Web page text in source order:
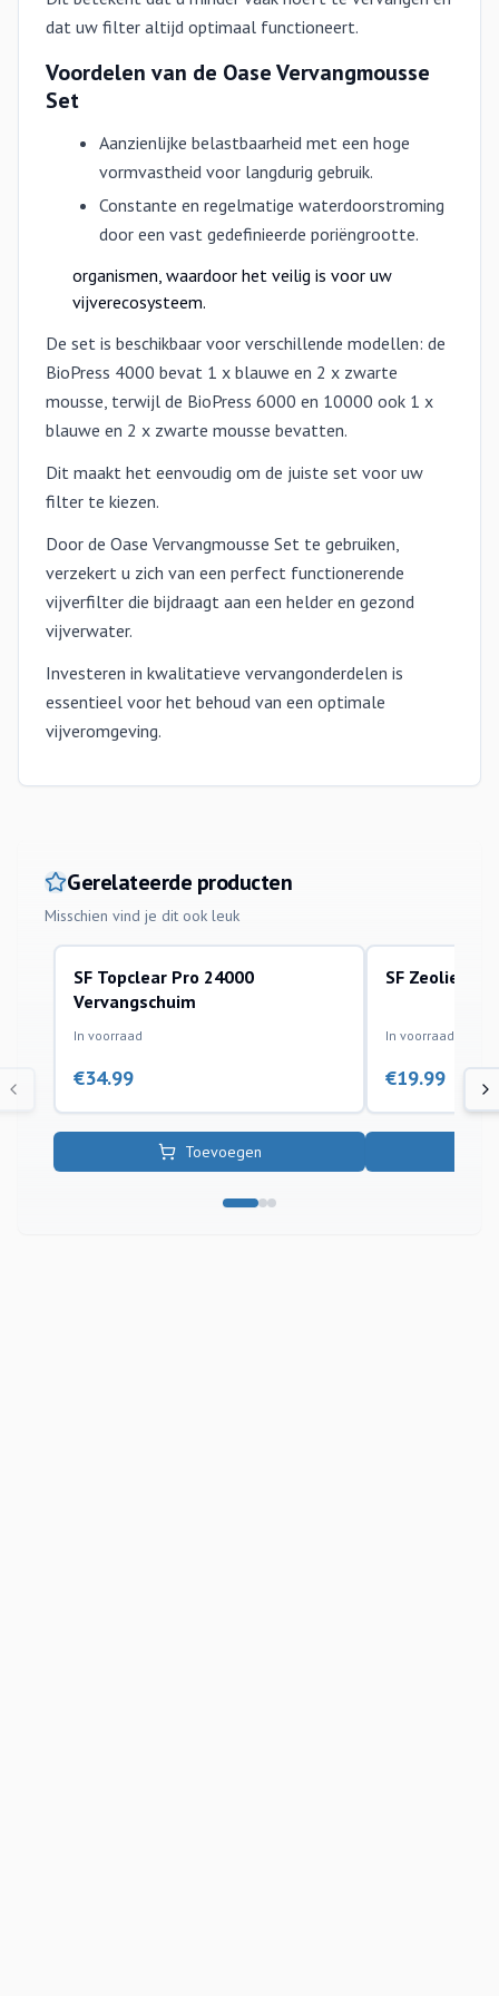
dat uw filter altijd optimaal functioneert.
Voordelen van de Oase Vervangmousse
Set
Aanzienlijke belastbaarheid met een hoge
vormvastheid voor langdurig gebruik.
Constante en regelmatige waterdoorstroming
door een vast gedefinieerde poriëngrootte.
organismen, waardoor het veilig is voor uw
vijverecosysteem.
De set is beschikbaar voor verschillende modellen: de
BioPress 4000 bevat 1 x blauwe en 2 x zwarte
mousse, terwijl de BioPress 6000 en 10000 ook 1 x
blauwe en 2 x zwarte mousse bevatten.
Dit maakt het eenvoudig om de juiste set voor uw
filter te kiezen.
Door de Oase Vervangmousse Set te gebruiken,
verzekert u zich van een perfect functionerende
vijverfilter die bijdraagt aan een helder en gezond
vijverwater.
Investeren in kwalitatieve vervangonderdelen is
essentieel voor het behoud van een optimale
vijveromgeving.
Gerelateerde producten
Misschien vind je dit ook leuk
filtermaterialen vijverafdeling
SF Topclear Pro 24000
Vervangschuim
In voorraad
€34.99
Toevoegen
waterbehandeling
SF Zeoliet 10
In voorraad
€19.99